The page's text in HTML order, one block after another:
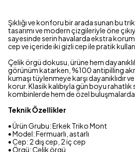
Şıklığı ve konforu bir arada sunan bu
tasarımı ve modern çizgileriyle öne
sayesinde serin havalarda ekstra
cep ve içeride iki gizli cep ile pratik
Çelik örgü dokusu, ürüne hem
görünüm katarken, %100 antipilling
kumaşı tüylenmeye karşı dayanıklıdır
korur. Klasik kalıbıyla gün boyu
kombinlerde hem de özel buluşmalarda
Teknik Özellikler
• Ürün Grubu: Erkek Triko Mont
• Model: Fermuarlı, astarlı
• Cep: 2 dış cep, 2 iç cep
• Örgü: Çelik örgü